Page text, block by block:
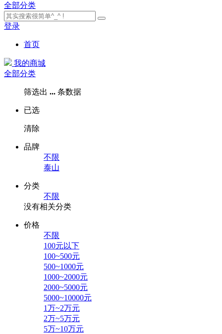
全部分类
登录
首页
我的商城
全部分类
筛选出 ... 条数据
已选
清除
品牌
不限
泰山
分类
不限
没有相关分类
价格
不限
100元以下
100~500元
500~1000元
1000~2000元
2000~5000元
5000~10000元
1万~2万元
2万~5万元
5万~10万元